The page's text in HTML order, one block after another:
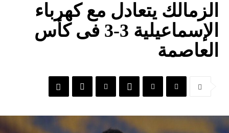
الزمالك يتعادل مع كهرباء
الإسماعيلية 3-3 فى كأس
العاصمة